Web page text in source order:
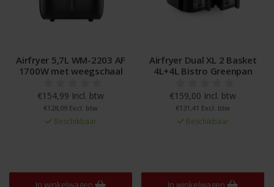
Airfryer 5,7L WM-2203 AF
1700W met weegschaal
€154,99 Incl. btw
€128,09 Excl. btw
Beschikbaar
In winkelwagen
Airfryer Dual XL 2 Basket
4L+4L Bistro Greenpan
€159,00 Incl. btw
€131,41 Excl. btw
Beschikbaar
In winkelwagen